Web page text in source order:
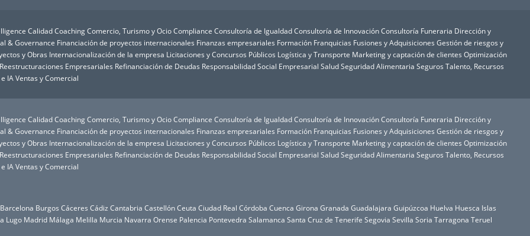
Calidad Coaching Comercio, Turismo y Ocio Compliance Consultoría de Igualdad Consultoría de Innovación Consultoría Funeraria Dirección y
& Governance Financiación de proyectos internacionales Finanzas empresariales Formación Franquicias Fusiones y Adquisiciones Gestión de riesgos y
y Obras Internacionalización de la empresa Licitaciones y Concursos Públicos Logística y Transporte Marketing y captación de clientes Optimización
Reestructuraciones Empresariales Refinanciación de Deudas Responsabilidad Social Empresarial Salud Seguridad Alimentaria Seguros Talento, Recursos
IA Ventas y Comercial
Calidad Coaching Comercio, Turismo y Ocio Compliance Consultoría de Igualdad Consultoría de Innovación Consultoría Funeraria Dirección y
& Governance Financiación de proyectos internacionales Finanzas empresariales Formación Franquicias Fusiones y Adquisiciones Gestión de riesgos y
y Obras Internacionalización de la empresa Licitaciones y Concursos Públicos Logística y Transporte Marketing y captación de clientes Optimización
Reestructuraciones Empresariales Refinanciación de Deudas Responsabilidad Social Empresarial Salud Seguridad Alimentaria Seguros Talento, Recursos
IA Ventas y Comercial
Barcelona Burgos Cáceres Cádiz Cantabria Castellón Ceuta Ciudad Real Córdoba Cuenca Girona Granada Guadalajara Guipúzcoa Huelva Huesca Islas
Lugo Madrid Málaga Melilla Murcia Navarra Orense Palencia Pontevedra Salamanca Santa Cruz de Tenerife Segovia Sevilla Soria Tarragona Teruel